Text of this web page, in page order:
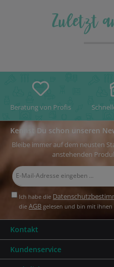
Zuletzt
Beratung von Profis
Kennst Du schon unseren
Bleibe immer auf dem neusten
anstehenden
Ich habe die
dieAGB gelesen und bin mit
Kundenservice
Kontakt